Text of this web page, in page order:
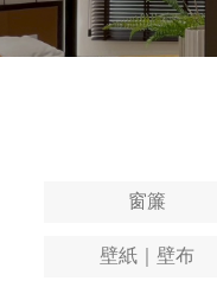
窗簾
壁紙｜壁布